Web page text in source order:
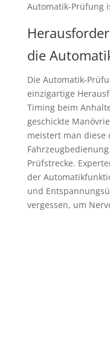
Automatik-Prüfung
die
Die Automatik-
einzigartige
Timing beim
geschickte
meistert man diese
Prüfstrecke.
der
und
vergessen, um